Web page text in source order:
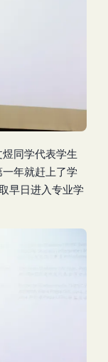
同学代表学生
年就赶上了学
早日进入专业学